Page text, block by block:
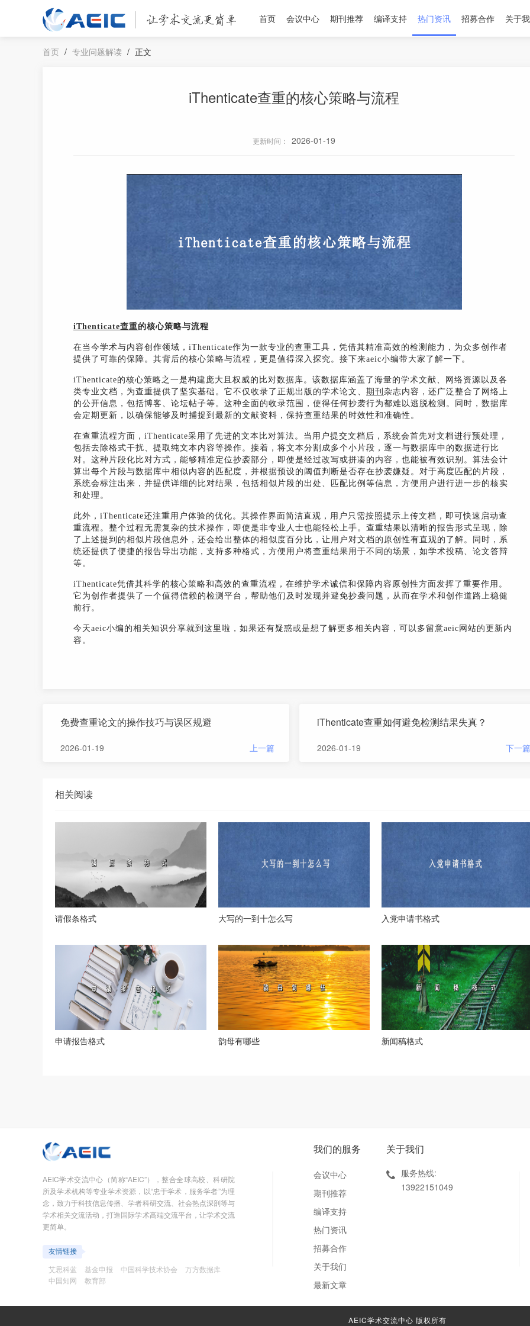
首页 会议中心 期刊推荐 编译支持 热门资讯 招募合作 关于
首页 / 专业问题解读 / 正文
iThenticate查重的核心策略与流程
更新时间： 2026-01-19
iThenticate查重的核心策略与流程
在当今学术与内容创作领域，iThenticate作为一款专业的查重工具，凭借其精准高效的检测能力，为众多创作者
提供了可靠的保障。其背后的核心策略与流程，更是值得深入探究。接下来aeic小编带大家了解一下。
iThenticate的核心策略之一是构建庞大且权威的比对数据库。该数据库涵盖了海量的学术文献、网络资源以及各
类专业文档，为查重提供了坚实基础。它不仅收录了正规出版的学术论文、 期刊 杂志内容，还广泛整合了网络上
的公开信息，包括博客、论坛帖子等。这种全面的收录范围，使得任何抄袭行为都难以逃脱检测。同时，数据库
会定期更新，以确保能够及时捕捉到最新的文献资料，保持查重结果的时效性和准确性。
在查重流程方面，iThenticate采用了先进的文本比对算法。当用户提交文档后，系统会首先对文档进行预处理，
包括去除格式干扰、提取纯文本内容等操作。接着，将文本分割成多个小片段，逐一与数据库中的数据进行比
对。这种片段化比对方式，能够精准定位抄袭部分，即使是经过改写或拼凑的内容，也能被有效识别。算法会计
算出每个片段与数据库中相似内容的匹配度，并根据预设的阈值判断是否存在抄袭嫌疑。对于高度匹配的片段，
系统会标注出来，并提供详细的比对结果，包括相似片段的出处、匹配比例等信息，方便用户进行进一步的核实
和处理。
此外，iThenticate还注重用户体验的优化。其操作界面简洁直观，用户只需按照提示上传文档，即可快速启动查
重流程。整个过程无需复杂的技术操作，即使是非专业人士也能轻松上手。查重结果以清晰的报告形式呈现，除
了上述提到的相似片段信息外，还会给出整体的相似度百分比，让用户对文档的原创性有直观的了解。同时，系
统还提供了便捷的报告导出功能，支持多种格式，方便用户将查重结果用于不同的场景，如学术投稿、论文答辩
等。
iThenticate凭借其科学的核心策略和高效的查重流程，在维护学术诚信和保障内容原创性方面发挥了重要作用。
它为创作者提供了一个值得信赖的检测平台，帮助他们及时发现并避免抄袭问题，从而在学术和创作道路上稳健
前行。
今天aeic小编的相关知识分享就到这里啦，如果还有疑惑或是想了解更多相关内容，可以多留意aeic网站的更新内
容。
免费查重论文的操作技巧与误区规避
2026-01-19 上一篇
iThenticate查重如何避免检测结果失真？
2026-01-19 下一篇
相关阅读
请假条格式 大写的一到十怎么写 入党申请书格式
申请报告格式 韵母有哪些 新闻稿格式
AEIC学术交流中心（简称“AEIC”），整合全球高校、科研院
所及学术机构等专业学术资源，以“忠于学术，服务学者”为理
念，致力于科技信息传播、学者科研交流、社会热点深剖等与
学术相关交流活动，打造国际学术高端交流平台，让学术交流
更简单。
友情链接
艾思科蓝
基金申报 中国科学技术协会
万方数据库
中国知网
教育部
我们的服务
会议中心
期刊推荐
编译支持
热门资讯
招募合作
关于我们
最新文章
关于我们
服务热线:
13922151049
AEIC学术交流中心 版权所有